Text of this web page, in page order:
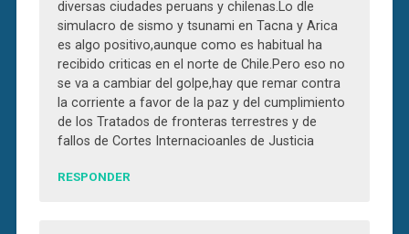
diversas ciudades peruans y chilenas.Lo dle
simulacro de sismo y tsunami en Tacna y Arica
es algo positivo,aunque como es habitual ha
recibido criticas en el norte de Chile.Pero eso no
se va a cambiar del golpe,hay que remar contra
la corriente a favor de la paz y del cumplimiento
de los Tratados de fronteras terrestres y de
fallos de Cortes Internacioanles de Justicia
RESPONDER